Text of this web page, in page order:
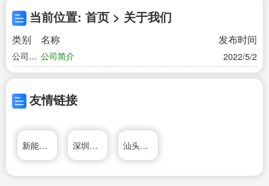
当前位置: 首页 > 关于我们
类别 名称 发布时间
公司简
介
公司简介 2022/5/2
友情链接
新能源科技有限公司 深圳市创新投资集团有限公司 汕头市中企资讯文化有限公司